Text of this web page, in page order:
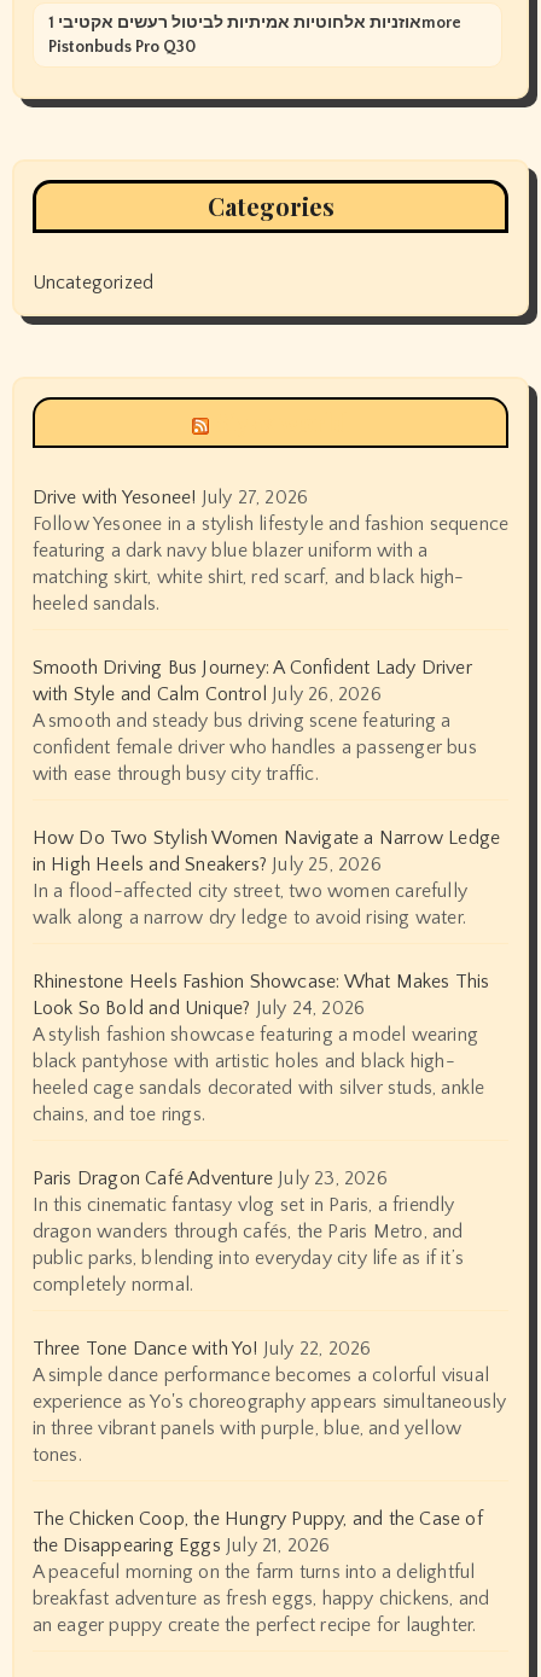
אוזניות אלחוטיות אמיתיות לביטול רעשים אקטיבי 1more
Pistonbuds Pro Q30
Categories
Uncategorized
Drive with Yesonee! July 27, 2026
Follow Yesonee in a stylish lifestyle and fashion sequence
featuring a dark navy blue blazer uniform with a
matching skirt, white shirt, red scarf, and black high-
heeled sandals.
Smooth Driving Bus Journey: A Confident Lady Driver
with Style and Calm Control July 26, 2026
A smooth and steady bus driving scene featuring a
confident female driver who handles a passenger bus
with ease through busy city traffic.
How Do Two Stylish Women Navigate a Narrow Ledge
in High Heels and Sneakers? July 25, 2026
In a flood-affected city street, two women carefully
walk along a narrow dry ledge to avoid rising water.
Rhinestone Heels Fashion Showcase: What Makes This
Look So Bold and Unique? July 24, 2026
A stylish fashion showcase featuring a model wearing
black pantyhose with artistic holes and black high-
heeled cage sandals decorated with silver studs, ankle
chains, and toe rings.
Paris Dragon Café Adventure July 23, 2026
In this cinematic fantasy vlog set in Paris, a friendly
dragon wanders through cafés, the Paris Metro, and
public parks, blending into everyday city life as if it’s
completely normal.
Three Tone Dance with Yo! July 22, 2026
A simple dance performance becomes a colorful visual
experience as Yo's choreography appears simultaneously
in three vibrant panels with purple, blue, and yellow
tones.
The Chicken Coop, the Hungry Puppy, and the Case of
the Disappearing Eggs July 21, 2026
A peaceful morning on the farm turns into a delightful
breakfast adventure as fresh eggs, happy chickens, and
an eager puppy create the perfect recipe for laughter.